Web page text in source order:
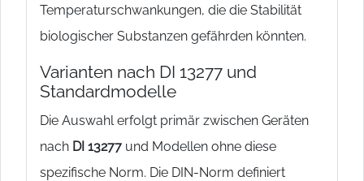
Temperaturschwankungen, die die Stabilität
biologischer Substanzen gefährden könnten.
Varianten nach DI 13277 und
Standardmodelle
Die Auswahl erfolgt primär zwischen Geräten
nach DI 13277 und Modellen ohne diese
spezifische Norm. Die DIN-Norm definiert